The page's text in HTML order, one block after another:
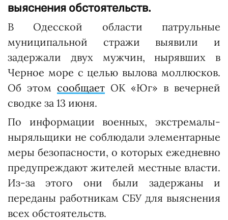
выяснения обстоятельств.
В Одесской области патрульные
муниципальной стражи выявили и
задержали двух мужчин, нырявших в
Черное море с целью вылова моллюсков.
Об этом сообщаетОК «Юг» в вечерней
сводке за 13 июня.
По информации военных, экстремалы-
ныряльщики не соблюдали элементарные
меры безопасности, о которых ежедневно
предупреждают жителей местные власти.
Из-за этого они были задержаны и
переданы работникам СБУ для выяснения
всех обстоятельств.